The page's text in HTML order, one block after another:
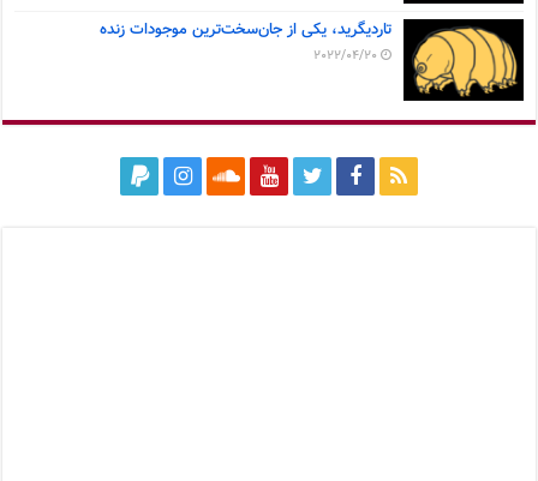
تاردیگرید، یکی از جان‌سخت‌ترین موجودات زنده
2022/04/20